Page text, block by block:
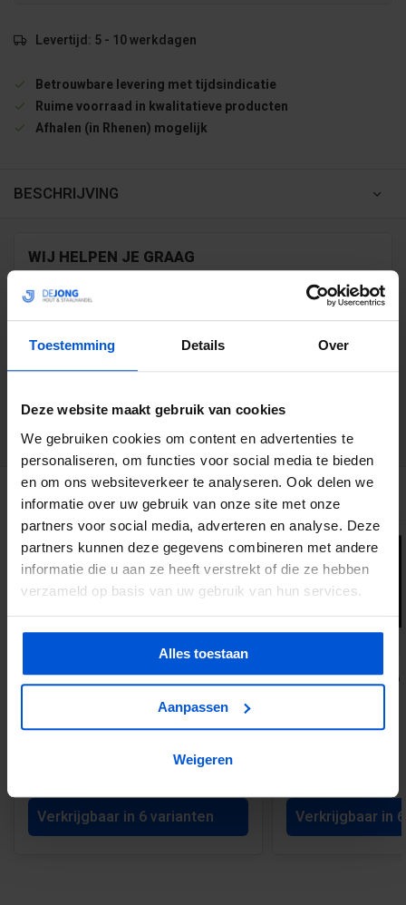
Toestemming Details Over
Deze website maakt gebruik van cookies
We gebruiken cookies om content en advertenties te
personaliseren, om functies voor social media te bieden
en om ons websiteverkeer te analyseren. Ook delen we
informatie over uw gebruik van onze site met onze
partners voor social media, adverteren en analyse. Deze
partners kunnen deze gegevens combineren met andere
informatie die u aan ze heeft verstrekt of die ze hebben
verzameld op basis van uw gebruik van hun services.
Alles toestaan
Aanpassen
Weigeren
Levertijd: 5 - 10 werkdagen
Betrouwbare levering met tijdsindicatie
Ruime voorraad in kwalitatieve producten
Afhalen (in Rhenen) mogelijk
BESCHRIJVING
WIJ HELPEN JE GRAAG
0317 358 228
info@dejonghandelsonderneming.nl
klanten geven ons een 9.1 op
GERELATEERDE PRODUCTEN
Omrandingsprofiel met ontwatering
Verkrijgbaar in 6 varianten
Keralit inwendig
Verkrijgbaar in